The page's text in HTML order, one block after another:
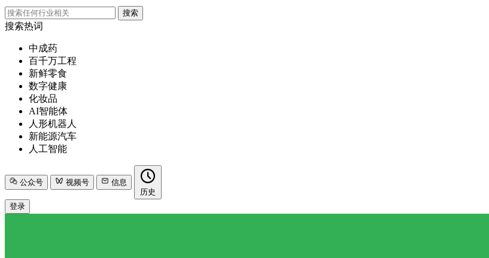
搜索
搜索热词
中成药
百千万工程
新鲜零食
数字健康
化妆品
AI智能体
人形机器人
新能源汽车
人工智能
公众号 视频号
信息
历史
登录